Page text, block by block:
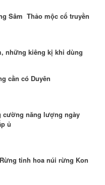
Sâm Thảo mộc cổ truyền
những kiêng kị khi dùng
cần có Duyên
cường năng lượng ngày
ủ
tinh hoa núi rừng Kon